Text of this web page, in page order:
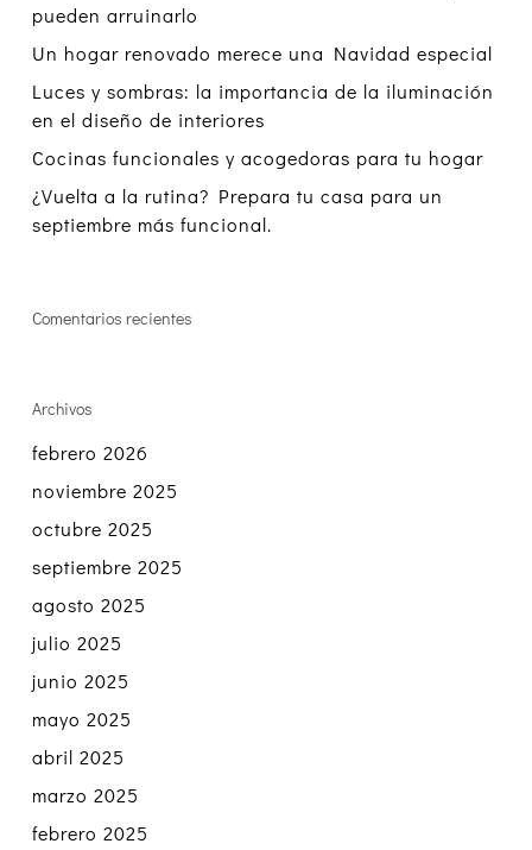
pueden arruinarlo
Un hogar renovado merece una Navidad especial
Luces y sombras: la importancia de la iluminación
en el diseño de interiores
Cocinas funcionales y acogedoras para tu hogar
¿Vuelta a la rutina? Prepara tu casa para un
septiembre más funcional.
Comentarios recientes
Archivos
febrero 2026
noviembre 2025
octubre 2025
septiembre 2025
agosto 2025
julio 2025
junio 2025
mayo 2025
abril 2025
marzo 2025
febrero 2025